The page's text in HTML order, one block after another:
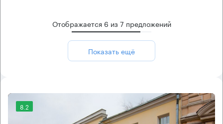
Отображается 6 из7 предложений
Показать ещё
8.2